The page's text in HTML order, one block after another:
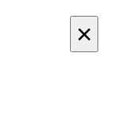
×